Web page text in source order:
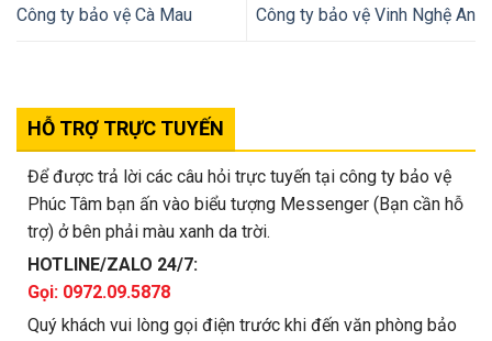
Công ty bảo vệ Cà Mau Công ty bảo vệ Vinh Nghệ An
HỖ TRỢ TRỰC TUYẾN
Để được trả lời các câu hỏi trực tuyến tại công ty bảo vệ
Phúc Tâm bạn ấn vào biểu tượng Messenger (Bạn cần hỗ
trợ) ở bên phải màu xanh da trời.
HOTLINE/ZALO 24/7:
Gọi: 0972.09.5878
Quý khách vui lòng gọi điện trước khi đến văn phòng bảo